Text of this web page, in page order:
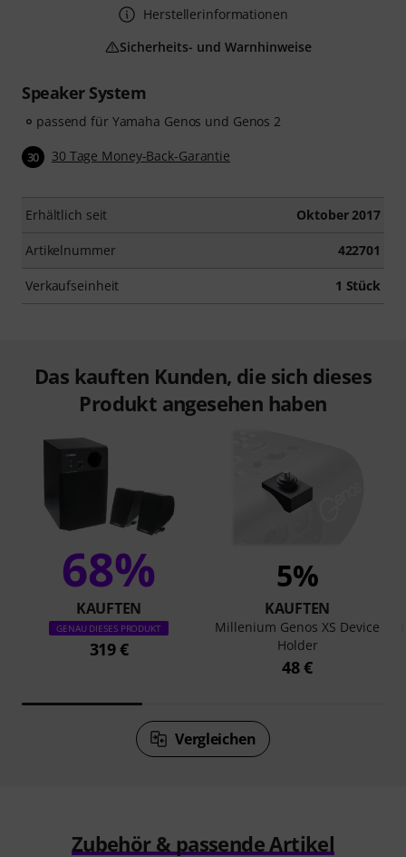
Speaker System
passend für Yamaha Genos und Genos 2
30 30 Tage Money-Back-Garantie
Erhältlich seit Oktober 2017
Artikelnummer 422701
Verkaufseinheit 1 Stück
Herstellerinformationen
Sicherheits- und Warnhinweise
Das kauften Kunden, die sich dieses
Produkt angesehen haben
68%
KAUFTEN
GENAU DIESES PRODUKT
319 €
5%
KAUFTEN
Millenium Genos XS Device
Holder
48 €
Vergleichen
Zubehör & passende Artikel